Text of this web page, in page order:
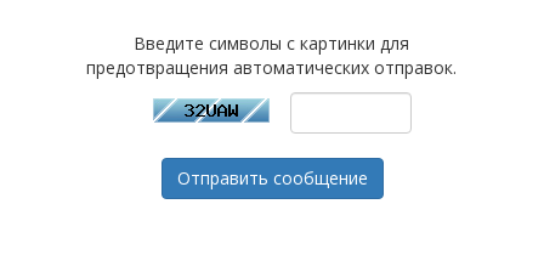
Введите символы с картинки для
предотвращения автоматических отправок.
Отправить сообщение